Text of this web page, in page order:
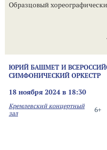
Образцовый
ЮРИЙ БАШМЕТ И
СИМФОНИЧЕСКИЙ ОРКЕСТР
18 ноября 2024 в 18:30
6+
Кремлевский концертный
зал